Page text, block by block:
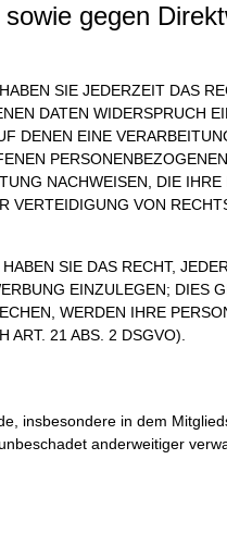
gegen
SIE JEDERZEIT DAS
DATEN WIDERSPRUCH
DENEN EINE
NACHWEISEN, DIE
VERTEIDIGUNG VON
SIE DAS RECHT,
EINZULEGEN; DIES
WERDEN IHRE
ART. 21 ABS. 2 DSGVO).
insbesondere in dem
anderweitiger